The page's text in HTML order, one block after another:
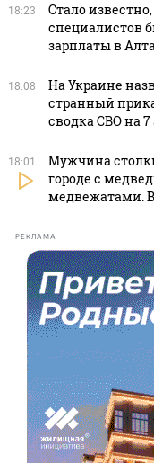
18:23
Стало
специалистов
зарплаты в
18:08
На Украине
странный
сводка СВО на 7
18:01
Мужчина
городе с
медвежатами.
РЕКЛАМА